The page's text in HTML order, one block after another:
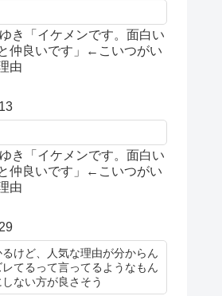
き「イケメンです。面白い
仲良いです」←こいつがい
由
き「イケメンです。面白い
仲良いです」←こいつがい
由
けど、人気な理由が分からん
てるって言ってるようなもん
ない方が良さそう